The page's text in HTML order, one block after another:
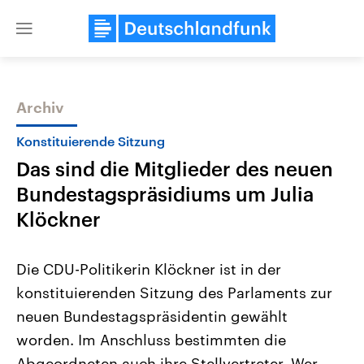
Close
Themen
2026
Alle Informationen
Sachsen-Anhalt wählt am 6.
September 2026 einen neuen
Landtag. Seit 2021 wird das
Bundesland von einer Koalition aus
Aktuelle Beiträge,
Hintergründe
Wirtschaftlich und
gehören die Vereinigten
den mächtigsten Ländern
mit großem Einfluss auf
Archiv
Konstituierende Sitzung
Das sind die Mitglieder des neuen
Bundestagspräsidiums um Julia
Klöckner
Die CDU-Politikerin Klöckner ist in der
konstituierenden Sitzung des Parlaments zur
neuen Bundestagspräsidentin gewählt
worden. Im Anschluss bestimmten die